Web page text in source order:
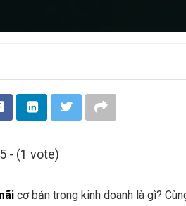
- (1 vote)
cơ bản trong kinh doanh là gì?